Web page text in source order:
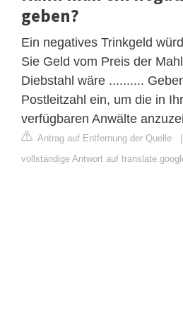
geben?
Ein negatives Trinkgeld
Sie Geld vom Preis der
Diebstahl wäre ..........
Postleitzahl ein, um die in
verfügbaren Anwälte
Antrag auf Entfernung der Quelle
vollständige Antwort auf